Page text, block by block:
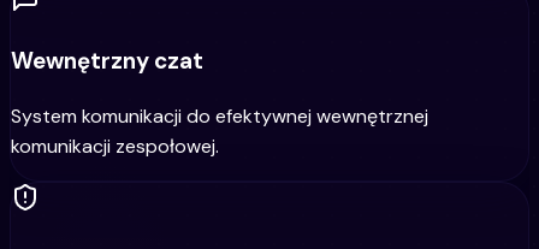
Wewnętrzny czat
System komunikacji do efektywnej wewnętrznej
komunikacji zespołowej.